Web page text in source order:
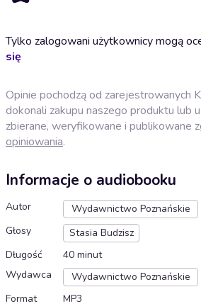
Tylko zalogowani użytkownicy mogą
się
Opinie pochodzą od zarejestrowanych
dokonali zakupu naszego produktu lub
zbierane, weryfikowane i publikowane
opiniowania.
Informacje o audiobooku
Autor
Wydawnictwo Poznańskie
Głosy
Stasia Budzisz
Długość
40 minut
Wydawca
Wydawnictwo Poznańskie
Format
MP3